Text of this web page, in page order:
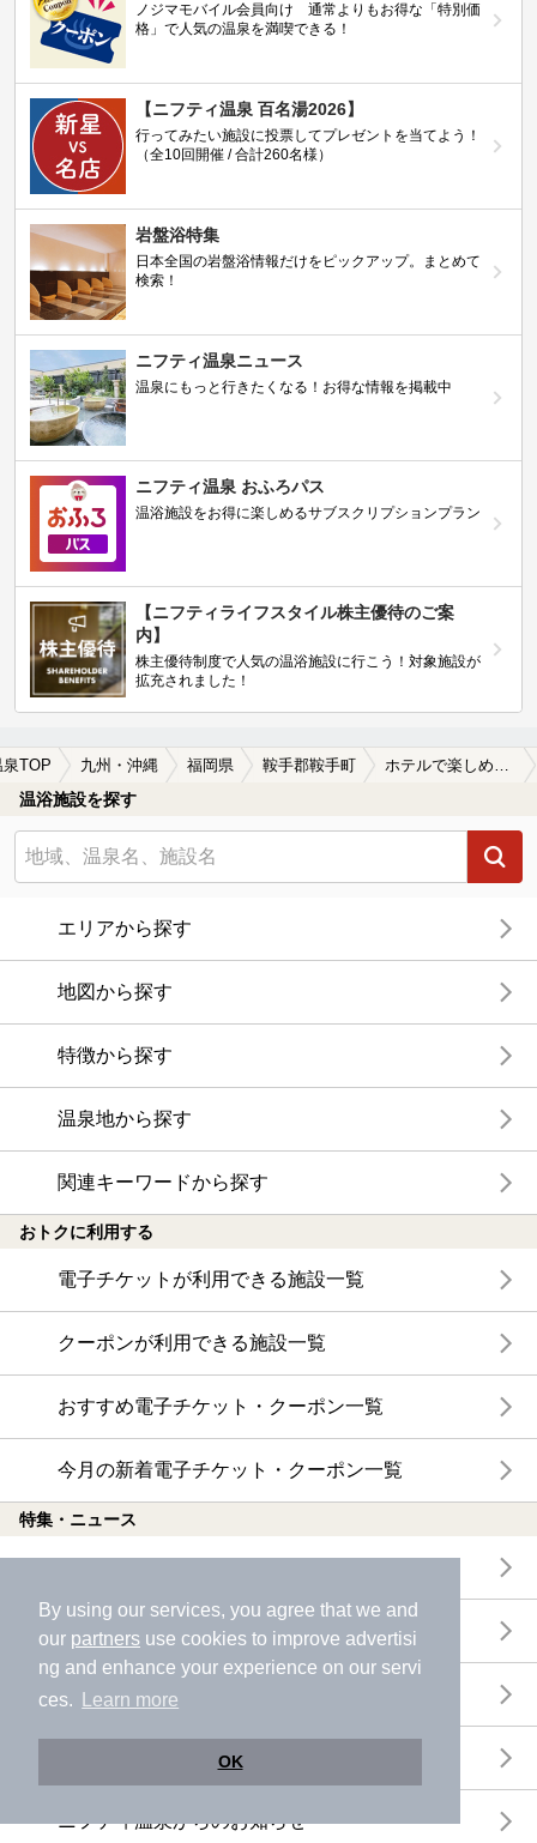
By using our services, you agree that we and
our partners use cookies to improve advertisi
ng and enhance your experience on our servi
ces.
Learn more
OK
ノジマモバイル会員向け 通常よりもお得な「特別価
格」で人気の温泉を満喫できる！
【ニフティ温泉 百名湯2026】
行ってみたい施設に投票してプレゼントを当てよう！
（全10回開催 / 合計260名様）
岩盤浴特集
日本全国の岩盤浴情報だけをピックアップ。まとめて
検索！
ニフティ温泉ニュース
温泉にもっと行きたくなる！お得な情報を掲載中
ニフティ温泉 おふろパス
温浴施設をお得に楽しめるサブスクリプションプラン
【ニフティライフスタイル株主優待のご案
内】
株主優待制度で人気の温浴施設に行こう！対象施設が
拡充されました！
泉TOP 九州・沖縄 福岡県 鞍手郡鞍手町 ホテルで楽しめる鞍手郡鞍手町の温泉、日帰り温泉、スーパー銭湯おすすめ
温浴施設を探す
エリアから探す
地図から探す
特徴から探す
温泉地から探す
関連キーワードから探す
おトクに利用する
電子チケットが利用できる施設一覧
クーポンが利用できる施設一覧
おすすめ電子チケット・クーポン一覧
今月の新着電子チケット・クーポン一覧
特集・ニュース
体験レポート
口コミを見る
ニフティ温泉からのお知らせ